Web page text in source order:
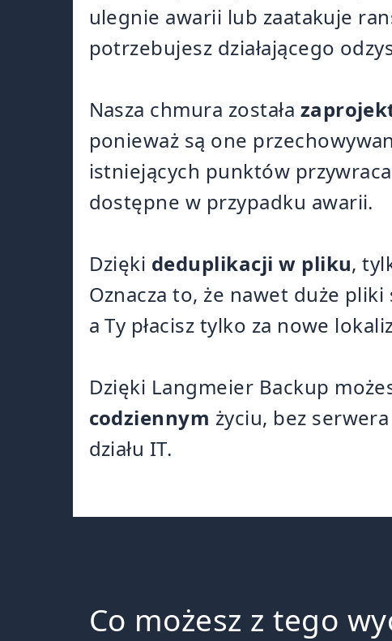
ulegnie awarii lub zaatakuje
potrzebujesz działającego
Nasza chmura została
ponieważ są one
istniejących punktów
dostępne w przypadku awarii.
Dzięki deduplikacji w pliku,
Oznacza to, że nawet duże
a Ty płacisz tylko za nowe
Dzięki Langmeier Backup
codziennym życiu, bez
działu IT.
Co możesz z tego